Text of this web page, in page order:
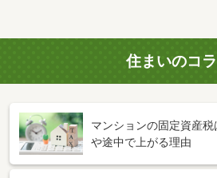
住まいのコ
マンションの固定資産
や途中で上がる理由